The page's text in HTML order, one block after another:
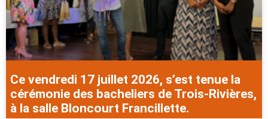
Ce vendredi 17 juillet 2026, s’est tenue la
cérémonie des bacheliers de Trois-Rivières,
à la salle Bloncourt Francillette.